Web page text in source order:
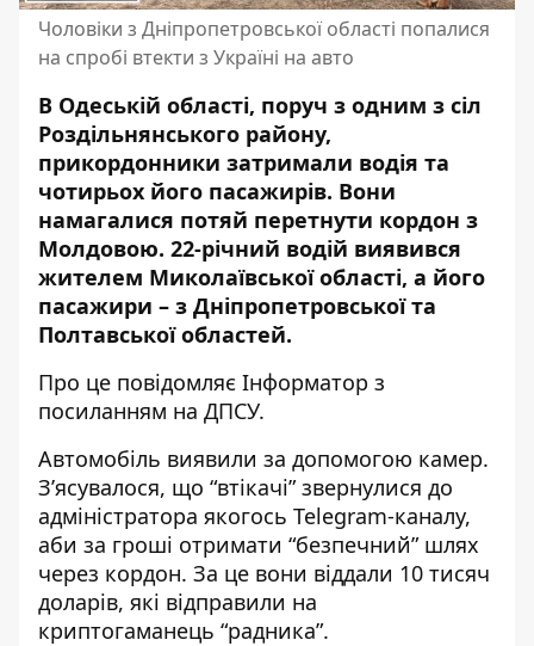
Чоловіки з Дніпропетровської області попалися
на спробі втекти з Україні на авто
В Одеській області, поруч з одним з сіл
Роздільнянського району,
прикордонники затримали водія та
чотирьох його пасажирів. Вони
намагалися потяй перетнути кордон з
Молдовою. 22-річний водій виявився
жителем Миколаївської області, а його
пасажири – з Дніпропетровської та
Полтавської областей.
Про це повідомляє Інформатор з
посиланням на ДПСУ.
Автомобіль виявили за допомогою камер.
З’ясувалося, що “втікачі” звернулися до
адміністратора якогось Telegram-каналу,
аби за гроші отримати “безпечний” шлях
через кордон. За це вони віддали 10 тисяч
доларів, які відправили на
криптогаманець “радника”.